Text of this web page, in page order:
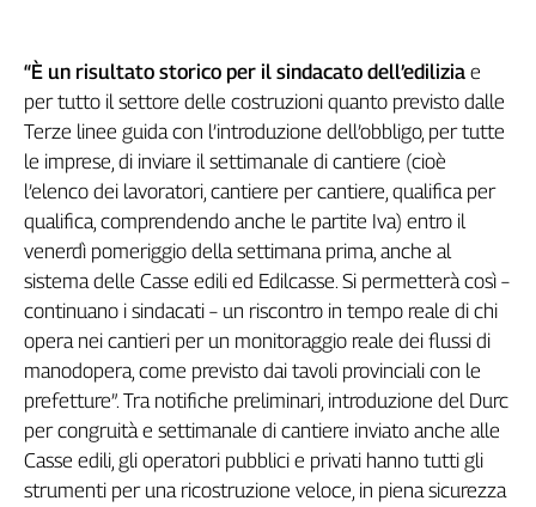
Collettiva
Academy
Collettiva
Play
Rubriche
Collettiva
Talk
La
Collettiva
Girasoli
Il
Sassolino
Linea
Economica
“È un risultato storico per il sindacato dell’edilizia e
per tutto il settore delle costruzioni quanto previsto dalle
Terze linee guida con l’introduzione dell’obbligo, per tutte
le imprese, di inviare il settimanale di cantiere (cioè
l’elenco dei lavoratori, cantiere per cantiere, qualifica per
qualifica, comprendendo anche le partite Iva) entro il
venerdì pomeriggio della settimana prima, anche al
sistema delle Casse edili ed Edilcasse. Si permetterà così –
continuano i sindacati – un riscontro in tempo reale di chi
opera nei cantieri per un monitoraggio reale dei flussi di
manodopera, come previsto dai tavoli provinciali con le
prefetture”. Tra notifiche preliminari, introduzione del Durc
per congruità e settimanale di cantiere inviato anche alle
Casse edili, gli operatori pubblici e privati hanno tutti gli
strumenti per una ricostruzione veloce, in piena sicurezza